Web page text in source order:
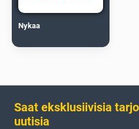
Nykaa
Saat eksklusiivisia
uutisia